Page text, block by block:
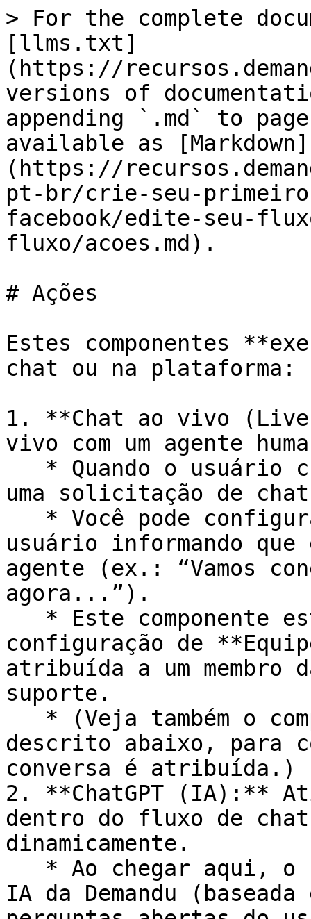
> For the complete
[llms.txt]
(https://
versions of
appending `.md` to
available as [Markdown]
(https://
pt-br/crie-seu-
facebook/edite-seu-
fluxo/acoes.md).
# Ações
Estes componentes
chat ou na plataforma:
1. **Chat ao vivo
vivo com um agente
uma solicitação de
usuário informando
agente (ex.: “Vamos
agora...”).
configuração de
atribuída a um membro
suporte.
descrito abaixo, para
conversa é atribuída.)
2. **ChatGPT (IA):**
dentro do fluxo de
dinamicamente.
IA da Demandu